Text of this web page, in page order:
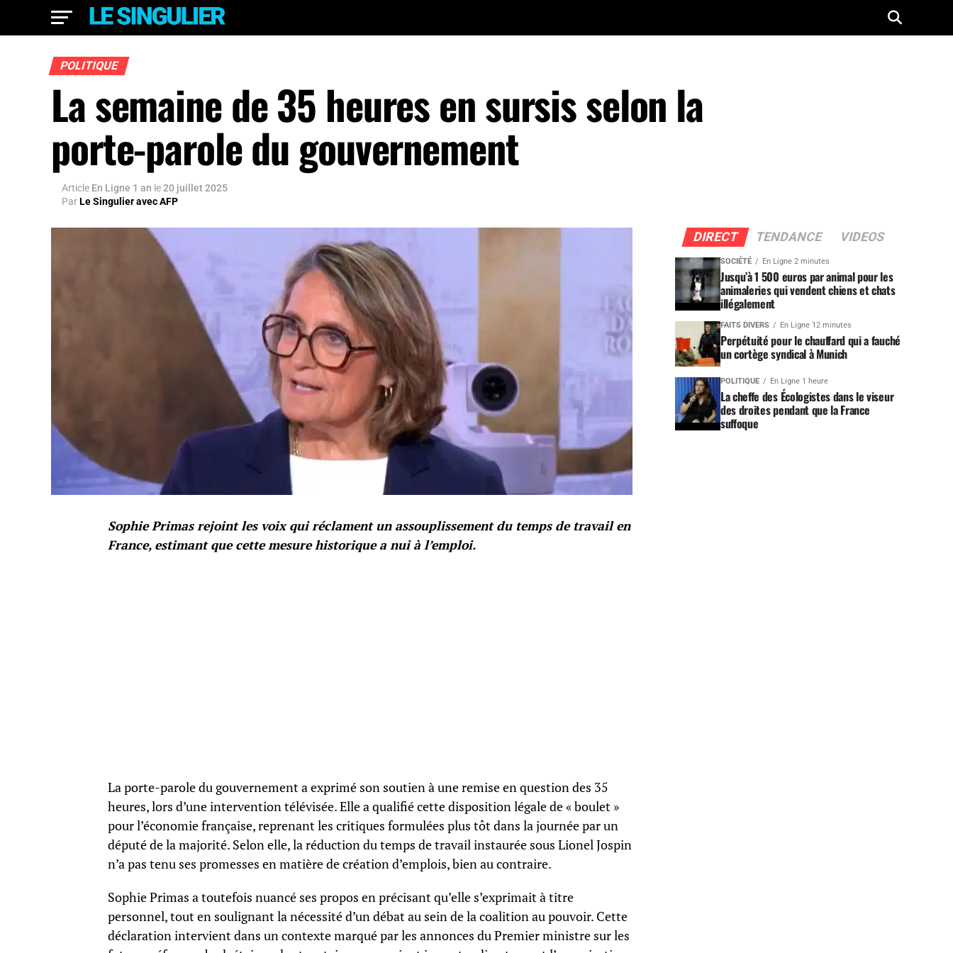
POLITIQUE
La semaine de 35 heures en sursis selon la
porte-parole du gouvernement
Article En Ligne 1 an le20 juillet 2025
ParLe Singulier avec AFP
Sophie Primas rejoint les voix qui réclament un assouplissement du temps de travail en
France, estimant que cette mesure historique a nui à l’emploi.
La porte-parole du gouvernement a exprimé son soutien à une remise en question des 35
heures, lors d’une intervention télévisée. Elle a qualifié cette disposition légale de « boulet »
pour l’économie française, reprenant les critiques formulées plus tôt dans la journée par un
député de la majorité. Selon elle, la réduction du temps de travail instaurée sous Lionel Jospin
n’a pas tenu ses promesses en matière de création d’emplois, bien au contraire.
Sophie Primas a toutefois nuancé ses propos en précisant qu’elle s’exprimait à titre
personnel, tout en soulignant la nécessité d’un débat au sein de la coalition au pouvoir. Cette
déclaration intervient dans un contexte marqué par les annonces du Premier ministre sur les
DIRECT TENDANCE VIDEOS
SOCIÉTÉ En Ligne 2 minutes
Jusqu’à 1 500 euros par animal pour les
animaleries qui vendent chiens et chats
illégalement
FAITS DIVERS En Ligne 12 minutes
Perpétuité pour le chauffard qui a fauché
un cortège syndical à Munich
POLITIQUE En Ligne 1 heure
La cheffe des Écologistes dans le viseur
des droites pendant que la France
suffoque